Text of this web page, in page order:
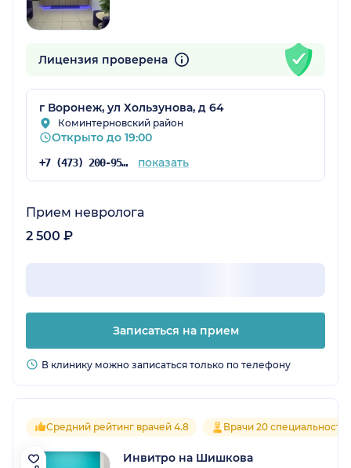
Лицензия проверена
г Воронеж, ул Хользунова, д 64
Коминтерновский район
Открыто до 19:00
+7 (473) 200-95-76 показать
Прием невролога
2 500 ₽
Записаться на прием
В клинику можно записаться только по телефону
Средний рейтинг врачей 4.8 Врачи 20
Инвитро на Шишкова